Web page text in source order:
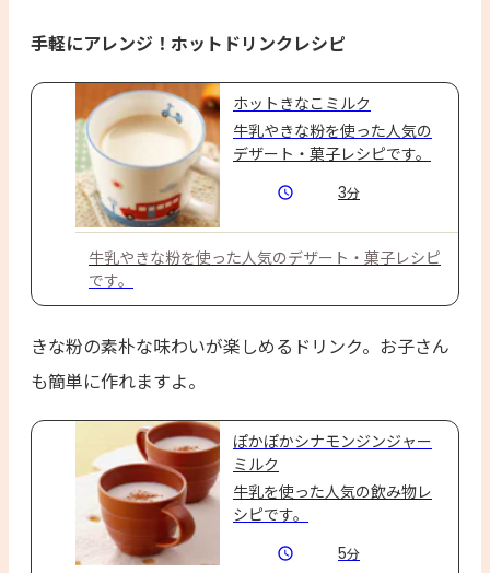
手軽にアレンジ！ホットドリンクレシピ
ホットきなこミルク
牛乳やきな粉を使った人気の
デザート・菓子レシピです。
3分
牛乳やきな粉を使った人気のデザート・菓子レシピ
です。
きな粉の素朴な味わいが楽しめるドリンク。お子さん
も簡単に作れますよ。
ぽかぽかシナモンジンジャー
ミルク
牛乳を使った人気の飲み物レ
シピです。
5分